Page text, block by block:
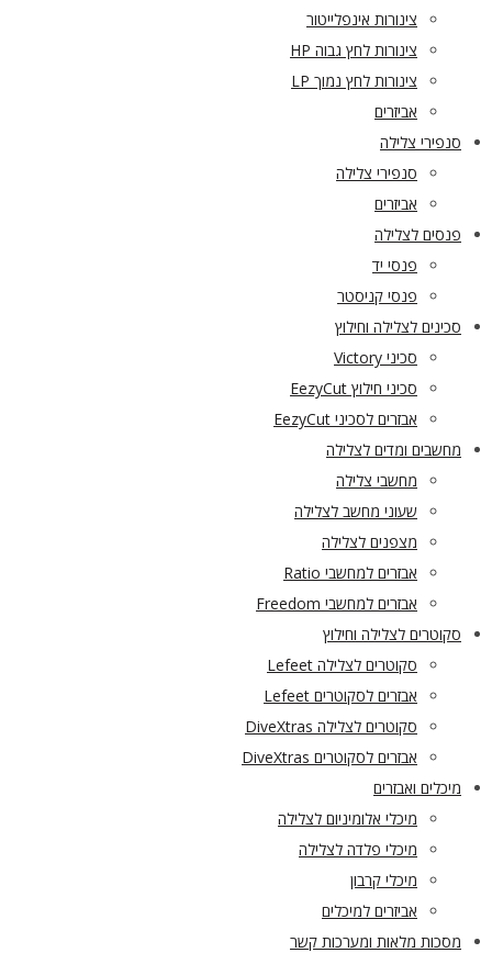
צינורות אינפלייטור
צינורות לחץ גבוה HP
צינורות לחץ נמוך LP
אביזרים
סנפירי צלילה
סנפירי צלילה
אביזרים
פנסים לצלילה
פנסי יד
פנסי קניסטר
סכינים לצלילה וחילוץ
סכיני Victory
סכיני חילוץ EezyCut
אבזרים לסכיני EezyCut
מחשבים ומדים לצלילה
מחשבי צלילה
שעוני מחשב לצלילה
מצפנים לצלילה
אבזרים למחשבי Ratio
אבזרים למחשבי Freedom
סקוטרים לצלילה וחילוץ
סקוטרים לצלילה Lefeet
אבזרים לסקוטרים Lefeet
סקוטרים לצלילה DiveXtras
אבזרים לסקוטרים DiveXtras
מיכלים ואבזרים
מיכלי אלומיניום לצלילה
מיכלי פלדה לצלילה
מיכלי קרבון
אביזרים למיכלים
מסכות מלאות ומערכות קשר